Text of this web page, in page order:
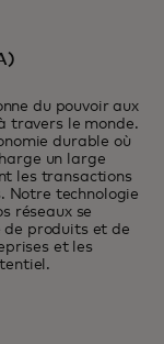
du pouvoir aux
travers le monde.
durable où
un large
les transactions
Notre technologie
réseaux se
de produits et de
et les